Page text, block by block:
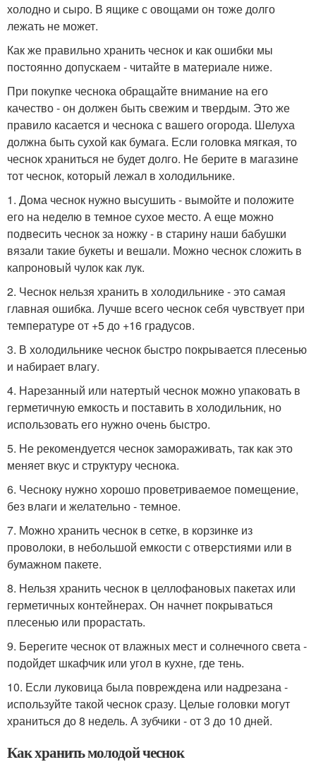
холодно и сыро. В ящике с овощами он тоже долго
лежать не может.
Как же правильно хранить чеснок и как ошибки мы
постоянно допускаем - читайте в материале ниже.
При покупке чеснока обращайте внимание на его
качество - он должен быть свежим и твердым. Это же
правило касается и чеснока с вашего огорода. Шелуха
должна быть сухой как бумага. Если головка мягкая, то
чеснок храниться не будет долго. Не берите в магазине
тот чеснок, который лежал в холодильнике.
1. Дома чеснок нужно высушить - вымойте и положите
его на неделю в темное сухое место. А еще можно
подвесить чеснок за ножку - в старину наши бабушки
вязали такие букеты и вешали. Можно чеснок сложить в
капроновый чулок как лук.
2. Чеснок нельзя хранить в холодильнике - это самая
главная ошибка. Лучше всего чеснок себя чувствует при
температуре от +5 до +16 градусов.
3. В холодильнике чеснок быстро покрывается плесенью
и набирает влагу.
4. Нарезанный или натертый чеснок можно упаковать в
герметичную емкость и поставить в холодильник, но
использовать его нужно очень быстро.
5. Не рекомендуется чеснок замораживать, так как это
меняет вкус и структуру чеснока.
6. Чесноку нужно хорошо проветриваемое помещение,
без влаги и желательно - темное.
7. Можно хранить чеснок в сетке, в корзинке из
проволоки, в небольшой емкости с отверстиями или в
бумажном пакете.
8. Нельзя хранить чеснок в целлофановых пакетах или
герметичных контейнерах. Он начнет покрываться
плесенью или прорастать.
9. Берегите чеснок от влажных мест и солнечного света -
подойдет шкафчик или угол в кухне, где тень.
10. Если луковица была повреждена или надрезана -
используйте такой чеснок сразу. Целые головки могут
храниться до 8 недель. А зубчики - от 3 до 10 дней.
Как хранить молодой чеснок